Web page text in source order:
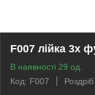
F007 лійка 3х
В наявності 29 од.
Код: F007
Роздріб